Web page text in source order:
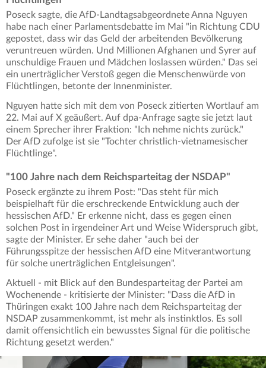
Poseck sagte, die AfD-Landtagsabgeordnete Anna Nguyen
habe nach einer Parlamentsdebatte im Mai "in Richtung CDU
gepostet, dass wir das Geld der arbeitenden Bevölkerung
veruntreuen würden. Und Millionen Afghanen und Syrer auf
unschuldige Frauen und Mädchen loslassen würden." Das sei
ein unerträglicher Verstoß gegen die Menschenwürde von
Flüchtlingen, betonte der Innenminister.
Nguyen hatte sich mit dem von Poseck zitierten Wortlauf am
22. Mai auf X geäußert. Auf dpa-Anfrage sagte sie jetzt laut
einem Sprecher ihrer Fraktion: "Ich nehme nichts zurück."
Der AfD zufolge ist sie "Tochter christlich-vietnamesischer
Flüchtlinge".
"100 Jahre nach dem Reichsparteitag der NSDAP"
Poseck ergänzte zu ihrem Post: "Das steht für mich
beispielhaft für die erschreckende Entwicklung auch der
hessischen AfD." Er erkenne nicht, dass es gegen einen
solchen Post in irgendeiner Art und Weise Widerspruch gibt,
sagte der Minister. Er sehe daher "auch bei der
Führungsspitze der hessischen AfD eine Mitverantwortung
für solche unerträglichen Entgleisungen".
Aktuell - mit Blick auf den Bundesparteitag der Partei am
Wochenende - kritisierte der Minister: "Dass die AfD in
Thüringen exakt 100 Jahre nach dem Reichsparteitag der
NSDAP zusammenkommt, ist mehr als instinktlos. Es soll
damit offensichtlich ein bewusstes Signal für die politische
Richtung gesetzt werden."